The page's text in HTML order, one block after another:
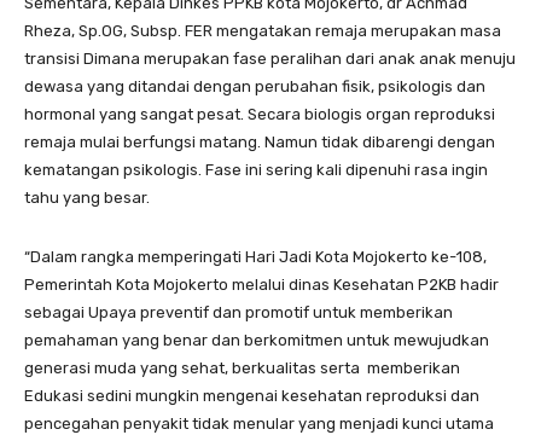
Rheza, Sp.OG, Subsp. FER mengatakan remaja merupakan masa
transisi Dimana merupakan fase peralihan dari anak anak menuju
dewasa yang ditandai dengan perubahan fisik, psikologis dan
hormonal yang sangat pesat. Secara biologis organ reproduksi
remaja mulai berfungsi matang. Namun tidak dibarengi dengan
kematangan psikologis. Fase ini sering kali dipenuhi rasa ingin
tahu yang besar.
“Dalam rangka memperingati Hari Jadi Kota Mojokerto ke-108,
Pemerintah Kota Mojokerto melalui dinas Kesehatan P2KB hadir
sebagai Upaya preventif dan promotif untuk memberikan
pemahaman yang benar dan berkomitmen untuk mewujudkan
generasi muda yang sehat, berkualitas serta memberikan
Edukasi sedini mungkin mengenai kesehatan reproduksi dan
pencegahan penyakit tidak menular yang menjadi kunci utama